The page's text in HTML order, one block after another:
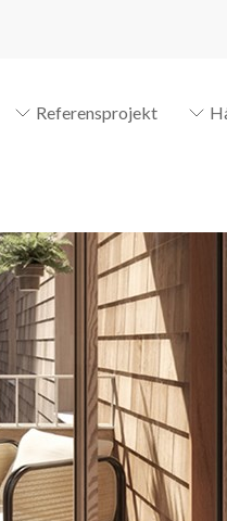
Referensprojekt